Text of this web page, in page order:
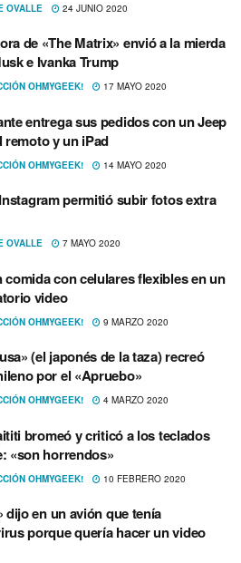
OVALLE 24 JUNIO 2020
de «The Matrix» envió a la mierda
e Ivanka Trump
OHMYGEEK! 17 MAYO 2020
entrega sus pedidos con un Jeep
remoto y un iPad
OHMYGEEK! 14 MAYO 2020
permitió subir fotos extra
OVALLE 7 MAYO 2020
comida con celulares flexibles en un
video
OHMYGEEK! 9 MARZO 2020
(el japonés de la taza) recreó
por el «Apruebo»
OHMYGEEK! 4 MARZO 2020
bromeó y criticó a los teclados
«son horrendos»
OHMYGEEK! 10 FEBRERO 2020
dijo en un avión que tení­a
porque querí­a hacer un video